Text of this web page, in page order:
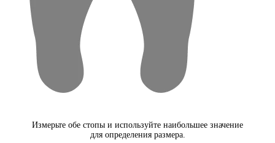
Измерьте обе стопы и используйте наибольшее значение
для определения размера.